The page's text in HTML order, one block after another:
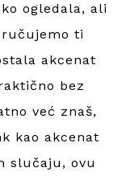
ogledala, ali
ti
akcenat
bez
već znaš,
kao akcenat
slučaju, ovu